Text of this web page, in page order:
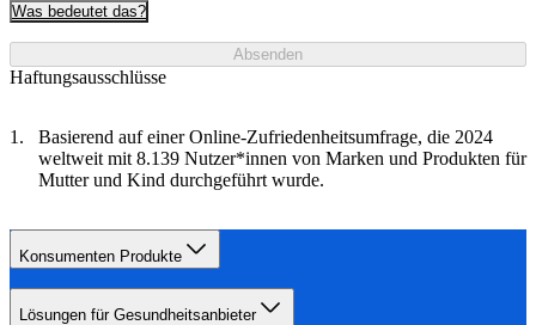
Was bedeutet das?
Absenden
Haftungsausschlüsse
Basierend auf einer Online-Zufriedenheitsumfrage, die 2024
weltweit mit 8.139 Nutzer*innen von Marken und Produkten für
Mutter und Kind durchgeführt wurde.
Konsumenten Produkte
Lösungen für Gesundheitsanbieter